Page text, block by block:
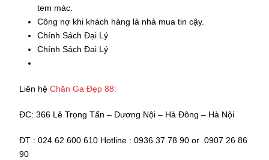
tem mác.
Công nợ khi khách hàng là nhà mua tin cậy.
Chính Sách Đại Lý
Chính Sách Đại Lý
Liên hệChăn Ga Đẹp 88:
ĐC: 366 Lê Trọng Tấn – Dương Nội – Hà Đông – Hà Nội
ĐT : 024 62 600 610 Hotline : 0936 37 78 90 or 0907 26 86
90